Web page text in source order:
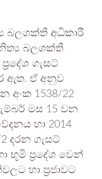
බලශක්ති අධිකාරී
බලශක්ති
ගැසට්
ඇත. ඒ අනුව
අංක 1538/22
මස 15 වන
හා 2014
දරන ගැසට්
භූමි ප්‍රදේශ වෙන්
හා ප්‍රජාවට